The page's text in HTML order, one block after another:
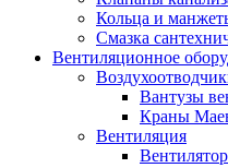
Кольца и
Смазка
Вентиляционное
Вантузы
Краны
Вентиляция